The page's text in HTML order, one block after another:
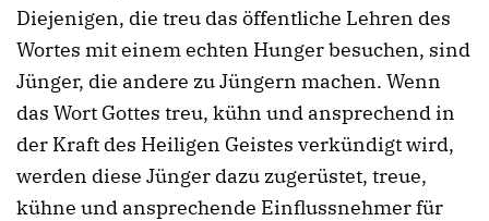
Diejenigen, die treu das öffentliche Lehren des
Wortes mit einem echten Hunger besuchen, sind
Jünger, die andere zu Jüngern machen. Wenn
das Wort Gottes treu, kühn und ansprechend in
der Kraft des Heiligen Geistes verkündigt wird,
werden diese Jünger dazu zugerüstet, treue,
kühne und ansprechende Einflussnehmer für